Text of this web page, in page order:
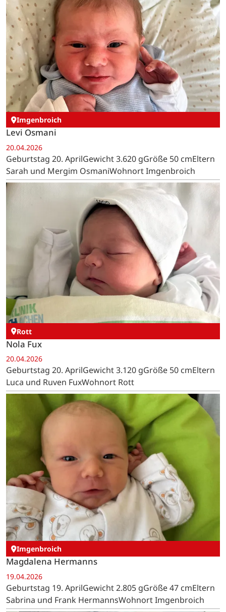
Imgenbroich
Levi Osmani
20.04.2026
Geburtstag 20. AprilGewicht 3.620 gGröße 50 cmEltern
Sarah und Mergim OsmaniWohnort Imgenbroich
Rott
Nola Fux
20.04.2026
Geburtstag 20. AprilGewicht 3.120 gGröße 50 cmEltern
Luca und Ruven FuxWohnort Rott
Imgenbroich
Magdalena Hermanns
19.04.2026
Geburtstag 19. AprilGewicht 2.805 gGröße 47 cmEltern
Sabrina und Frank HermannsWohnort Imgenbroich